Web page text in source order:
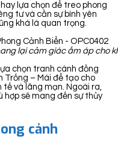
lựa chọn để treo phong
tư và cần sự bình yên
khá là quan trọng.
lại cảm giác ấm áp cho
chọn tranh cánh đồng
Trống – Mái để tạo cho
và lãng mạn. Ngoài ra,
hợp sẽ mang đến sự thủy
cảnh